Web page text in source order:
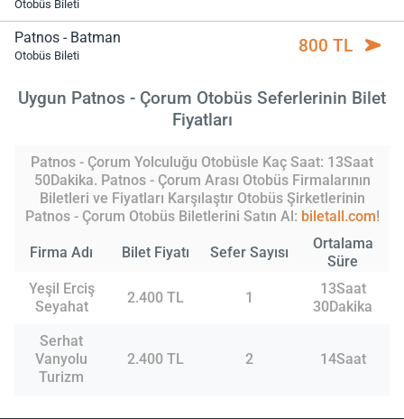
Otobüs Bileti
Patnos - Batman
Otobüs Bileti 800 TL
Uygun Patnos - Çorum Otobüs Seferlerinin Bilet
Fiyatları
Patnos - Çorum Yolculuğu Otobüsle Kaç Saat: 13Saat
50Dakika. Patnos - Çorum Arası Otobüs Firmalarının
Biletleri ve Fiyatları Karşılaştır Otobüs Şirketlerinin
Patnos - Çorum Otobüs Biletlerini Satın Al: biletall.com!
Firma Adı Bilet Fiyatı Sefer Sayısı
Ortalama
Süre
Yeşil Erciş
Seyahat
2.400 TL 1
13Saat
30Dakika
Serhat
Vanyolu
Turizm
2.400 TL 2 14Saat